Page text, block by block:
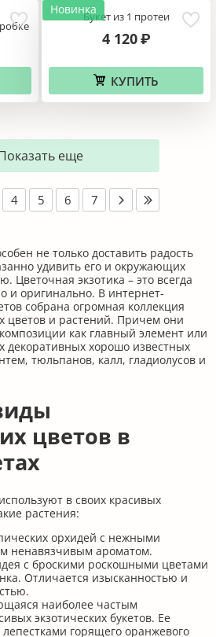
НовинкаБукет из 1 протеи
4 120 ₽
КУПИТЬ
еще
4 5 6 7
не только доставить радость
удивить его и окружающих
Цветочная экзотика – это всегда
и оригинально. В интернет-
собрана огромная коллекция
цветов и растений. Причем они
как главный элемент или
декоративных хорошо известных
тюльпанов, калл, гладиолусов и
цветов в
в своих красивых
растения:
орхидей с нежными
ненавязчивым ароматом.
с броскими роскошными цветами
Отличается изысканностью и
наиболее частым
экзотических букетов. Ее
горящего оранжевого